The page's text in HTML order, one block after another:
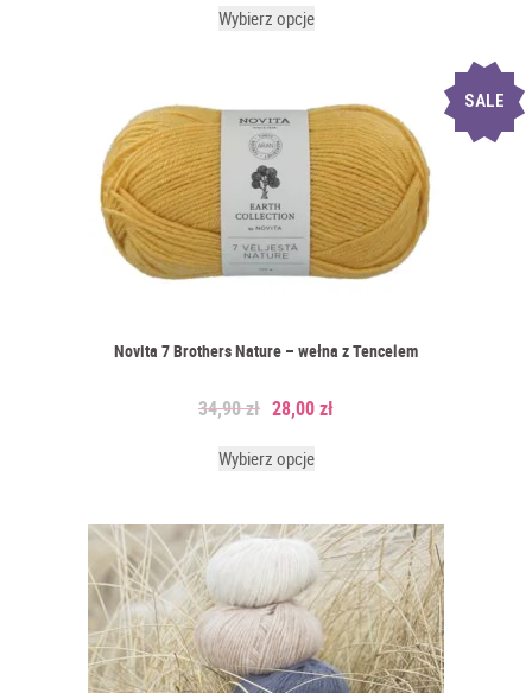
Wybierz opcje
SALE
Novita 7 Brothers Nature – wełna z Tencelem
34,90zł 28,00zł
Wybierz opcje